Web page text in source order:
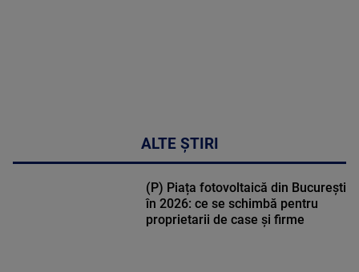
ALTE ȘTIRI
(P) Piața fotovoltaică din București
în 2026: ce se schimbă pentru
proprietarii de case și firme